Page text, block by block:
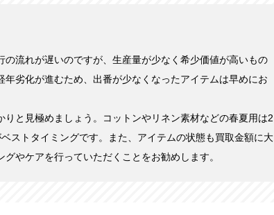
の流れが遅いのですが、生産量が少なく希少価値が高いもの
劣化が進むため、出番が少なくなったアイテムは早めにお
と見極めましょう。コットンやリネン素材などの春夏用は2
ストタイミングです。また、アイテムの状態も買取金額に大
やケアを行っていただくことをお勧めします。